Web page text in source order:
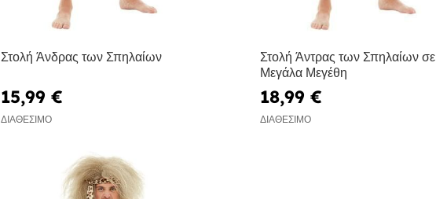
Στολή Άνδρας των Σπηλαίων
15,99 €
ΔΙΑΘΈΣΙΜΟ
Στολή Άντρας των Σπηλαίων σε
Μεγάλα Μεγέθη
18,99 €
ΔΙΑΘΈΣΙΜΟ